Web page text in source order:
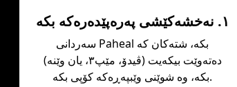
١. نەخشەکێشی پەرەپێدەرەکە بکە
سەردانی Paheal بکە، شتەکان کە
دەتەوێت بیکەیت (ڤیدۆ، مێپ٣، یان وێنە)
بکە، وە شوێنی وێبپەڕەکە کۆپی بکە.